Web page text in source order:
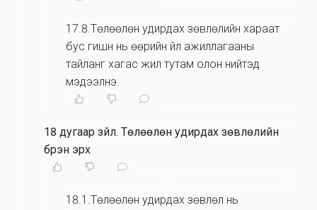
17.8.Төлөөлөн удирдах зөвлөлийн хараат
бус гишүүн нь өөрийн үйл ажиллагааны
тайланг хагас жил тутам олон нийтэд
мэдээлнэ.
18 дугаар зүйл. Төлөөлөн удирдах зөвлөлийн
бүрэн эрх
18.1.Төлөөлөн удирдах зөвлөл нь